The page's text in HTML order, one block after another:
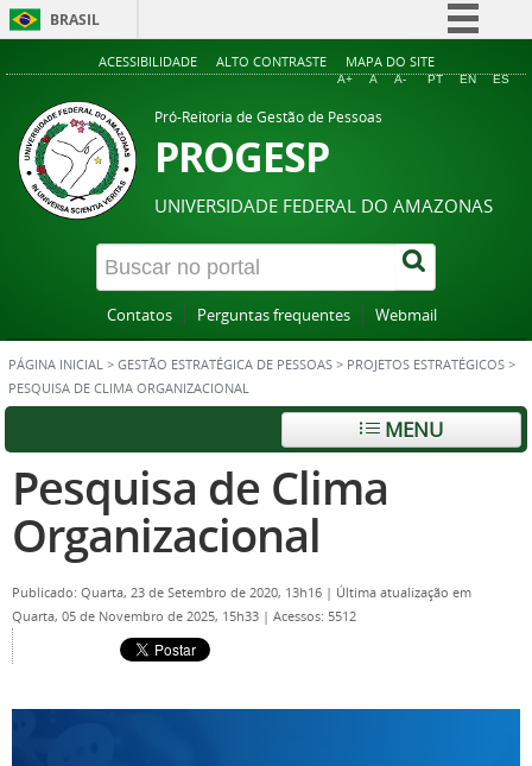
BRASIL
Simplifique!
Acesso à informação
Legislação
Canais
ACESSIBILIDADE ALTO CONTRASTE MAPA DO SITE
A+ A A- PT EN ES
Pró-Reitoria de Gestão de Pessoas
PROGESP
UNIVERSIDADE FEDERAL DO AMAZONAS
Contatos Perguntas frequentes Webmail
PÁGINA INICIAL > GESTÃO ESTRATÉGICA DE PESSOAS > PROJETOS ESTRATÉGICOS >
PESQUISA DE CLIMA ORGANIZACIONAL
MENU
Pesquisa de Clima
Organizacional
Publicado: Quarta, 23 de Setembro de 2020, 13h16 | Última atualização em
Quarta, 05 de Novembro de 2025, 15h33 | Acessos: 5512